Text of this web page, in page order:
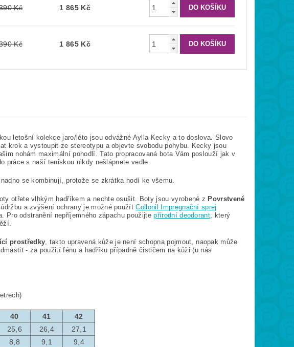
Kč 1 865 Kč
Kč 1 865 Kč
letošní kolekce jaro/léto jsou odvážné Aylla Kecky a to doslova. Slovo
krok a vystoupit ze stereotypu a objevte svobodu pohybu. Kecky jsou
nohám maximální pohodlí. Tato propracovaná bota Vám poslouží jak v
práce s naší teniskou nikdy nešlápnete vedle.
se kombinují, protože se zkrátka hodí ke všemu.
otřete vlhkým hadříkem a nechte osušit. Boty jsou vyrobené z Povrstvené
údržbu a zvýšení ochrany je možné použít Collonil Impregnační sprej
Pro odstranění nepříjemného zápachu použijte přírodní deodorant, který
prostředky, takto upravená kůže je není schopna pojmout, naopak může
- za použití fénu a hadříku případně čističem na kůži (u nás
40 41
42
25,6 26,4
27,1
8,8 9,1 9,4